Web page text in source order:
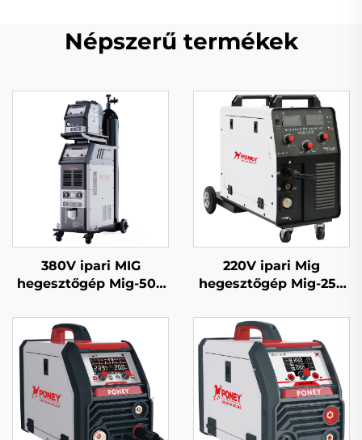
Népszerű termékek
380V ipari MIG
hegesztőgép Mig-500
vízhűtéses szinergiás
rendszer
220V ipari Mig
hegesztőgép Mig-250
gázzal védett Mig/Mag
hegesztőgép